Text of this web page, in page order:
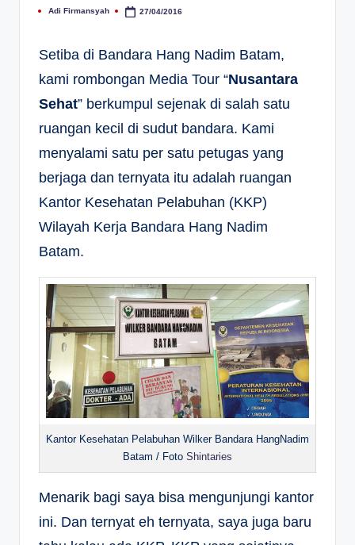
Posted
Adi Firmansyah 27/04/2016
Setiba di Bandara Hang Nadim Batam,
kami rombongan Media Tour “Nusantara
Sehat” berkumpul sejenak di salah satu
ruangan kecil di sudut bandara. Kami
menyalami satu per satu petugas yang
berjaga dan ternyata itu adalah ruangan
Kantor Kesehatan Pelabuhan (KKP)
Wilayah Kerja Bandara Hang Nadim
Batam.
Kantor Kesehatan Pelabuhan Wilker Bandara HangNadim
Batam / Foto Shintaries
Menarik bagi saya bisa mengunjungi kantor
ini. Dan ternyat eh ternyata, saya juga baru